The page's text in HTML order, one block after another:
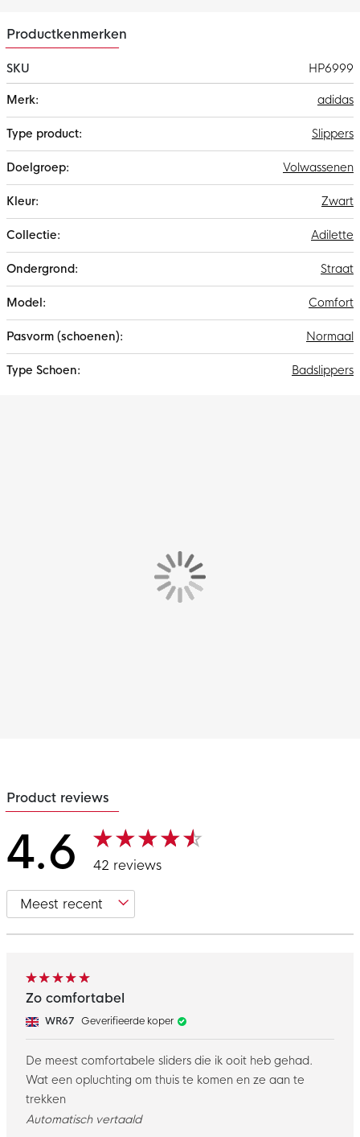
Productkenmerken
SKU
HP6999
informatie
adidas
Slippers
Volwassenen
Zwart
Adilette
Straat
Comfort
Normaal
Badslippers
Product reviews
4.6 42 reviews
Zo comfortabel
WR67 Geverifieerde koper
De meest comfortabele sliders die ik ooit heb gehad.
Wat een opluchting om thuis te komen en ze aan te
trekken
Automatisch vertaald